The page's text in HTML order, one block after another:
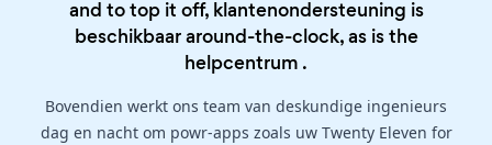
and to top it off, klantenondersteuning is
beschikbaar around-the-clock, as is the
helpcentrum .
Bovendien werkt ons team van deskundige ingenieurs
dag en nacht om powr-apps zoals uw Twenty Eleven for